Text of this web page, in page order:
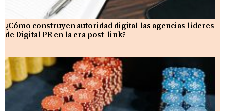
¿Cómo construyen autoridad digital las agencias líderes
de Digital PR en la era post-link?